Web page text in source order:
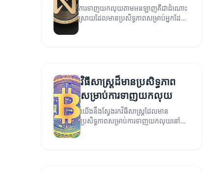
ការទាញយកលុយតាមអនឡាញគឺជាដំណោះ
ស្រាយដែលមានប្រសិទ្ធភាពសម្រាប់អ្នកដែល
វិធីសាស្ត្រដ៏មានប្រសិទ្ធភាព
សម្រាប់ការទាញយកលុយ
យើងនឹងស្វែងរកវិធីសាស្ត្រដែលមាន
ប្រសិទ្ធភាពសម្រាប់ការទាញយកលុយនៅក្នុង